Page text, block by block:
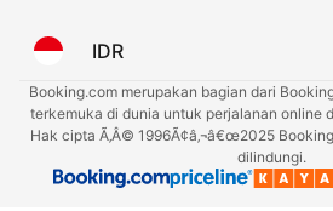
IDR
Booking.com merupakan bagian dari
terkemuka di dunia untuk perjalanan online
Hak cipta Ã‚Â© 1996Ã¢â‚¬â€œ2025
dilindungi.